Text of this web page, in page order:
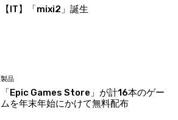
【IT】「mixi2」誕生
製品
「Epic Games Store」が計16本のゲー
ムを年末年始にかけて無料配布